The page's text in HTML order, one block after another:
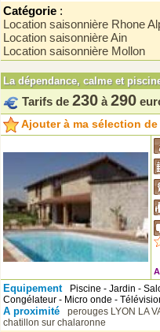
Catégorie :
Location saisonnière Rhone
Location saisonnière Ain
Location saisonnière Mollon
La dépendance, calme et
Tarifs de 230 à 290
Ajouter à ma sélection
Equipement
Piscine - Jardin -
Congélateur - Micro onde -
A proximité perouges LYON LA
chatillon sur chalaronne